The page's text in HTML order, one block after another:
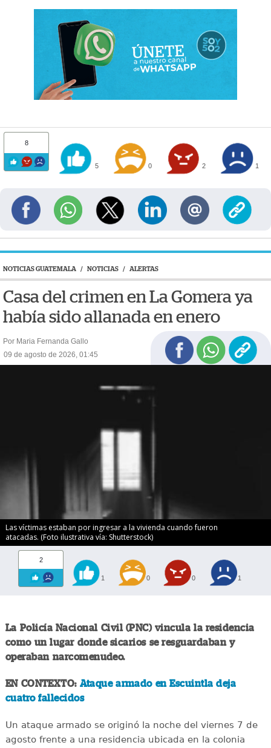
8
5 0 2 1
NOTICIAS GUATEMALA / NOTICIAS / ALERTAS
Casa del crimen en La Gomera ya
había sido allanada en enero
Por Maria Fernanda Gallo
09 de agosto de 2026, 01:45
Las víctimas estaban por ingresar a la vivienda cuando fueron
atacadas. (Foto ilustrativa vía: Shutterstock)
2
1 0 0 1
La Policía Nacional Civil (PNC) vincula la residencia
como un lugar donde sicarios se resguardaban y
operaban narcomenudeo.
EN CONTEXTO: Ataque armado en Escuintla deja
cuatro fallecidos
Un ataque armado se originó la noche del viernes 7 de
agosto frente a una residencia ubicada en la colonia